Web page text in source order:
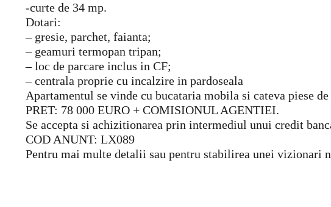
-curte de 34 mp.
Dotari:
– gresie, parchet, faianta;
– geamuri termopan tripan;
– loc de parcare inclus in CF;
– centrala proprie cu incalzire in pardoseala
Apartamentul se vinde cu bucataria mobila si cateva piese
PRET: 78 000 EURO + COMISIONUL AGENTIEI.
Se accepta si achizitionarea prin intermediul unui credit
COD ANUNT: LX089
Pentru mai multe detalii sau pentru stabilirea unei vizionari